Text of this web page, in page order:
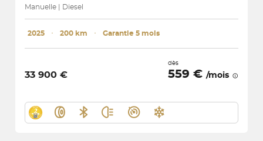
Manuelle | Diesel
2025 ･ 200 km ･ Garantie 5 mois
33 900 €
dès
559 € /mois